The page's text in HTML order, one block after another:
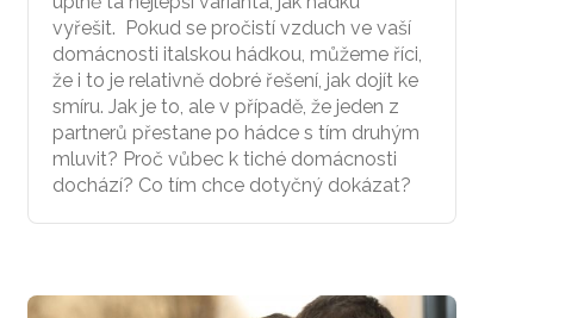
vyřešit. Pokud se pročistí vzduch ve vaší
domácnosti italskou hádkou, můžeme říci,
že i to je relativně dobré řešení, jak dojít ke
smíru. Jak je to, ale v případě, že jeden z
partnerů přestane po hádce s tím druhým
mluvit? Proč vůbec k tiché domácnosti
dochází? Co tím chce dotyčný dokázat?